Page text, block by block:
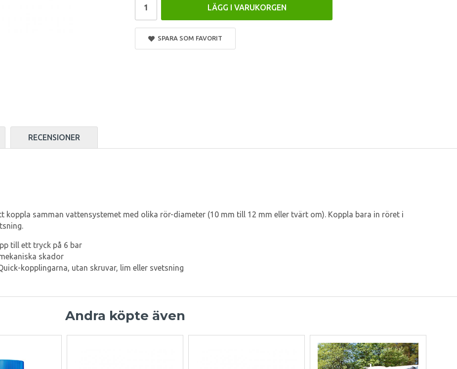
LÄGG I VARUKORGEN
SPARA SOM FAVORIT
RECENSIONER
koppla samman vattensystemet med olika rör-diameter (10 mm till 12 mm eller tvärt om). Koppla bara in röret i
till ett tryck på 6 bar
skador
kopplingarna, utan skruvar, lim eller svetsning
Andra köpte även